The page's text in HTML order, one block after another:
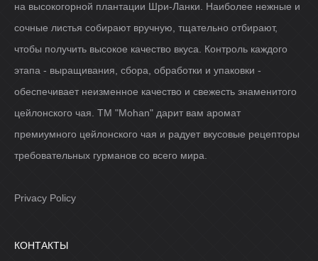
на высокогорной плантации Шри-Ланки. Наиболее нежные и
сочные листья собирают вручную, тщательно отбирают,
чтобы получить высокое качество вкуса. Контроль каждого
этапа - выращивания, сбора, обработки и упаковки -
обеспечивает неизменное качество и свежесть знаменитого
цейлонского чая. ТМ "Mohan" дарит вам аромат
премиумного цейлонского чая и радует вкусовые рецепторы
требовательных гурманов со всего мира.
Privacy Policy
КОНТАКТЫ